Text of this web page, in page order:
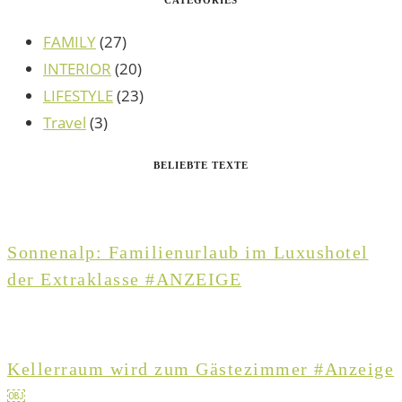
FAMILY(27)
INTERIOR (20)
LIFESTYLE(23)
Travel (3)
BELIEBTE TEXTE
Sonnenalp: Familienurlaub im Luxushotel
der Extraklasse #ANZEIGE
Kellerraum wird zum Gästezimmer #Anzeige
￼